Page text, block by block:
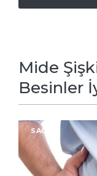
Mide
Besinler
SAĞLIK